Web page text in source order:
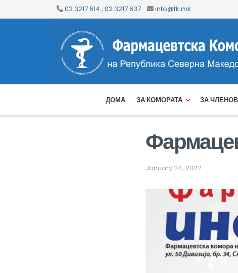
02 3217 614 , 02 3217 637 info@fk.mk
ДОМА ЗА КОМОРАТА ЗА
January 24, 2022